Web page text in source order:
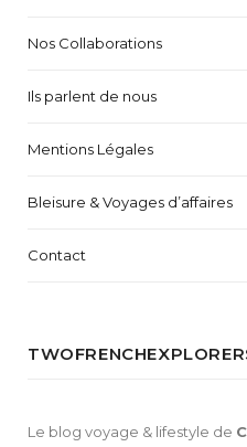
Nos Collaborations
Ils parlent de nous
Mentions Légales
Bleisure & Voyages d’affaires
Contact
Le blog voyage & lifestyle de